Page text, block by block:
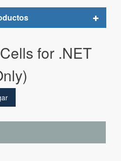
Toggle
for .NET